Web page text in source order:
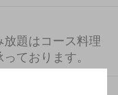
題はコース料理
ております。